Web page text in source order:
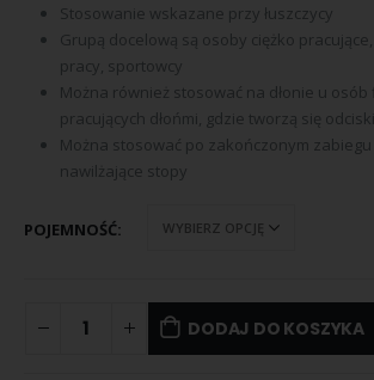
Stosowanie wskazane przy łuszczycy
Grupą docelową są osoby ciężko
pracy, sportowcy
Można również stosować na dłonie u osób
pracujących dłońmi, gdzie tworzą się odciski
Można stosować po zakończonym
nawilżające stopy
POJEMNOŚĆ
DODAJ DO KOSZYKA